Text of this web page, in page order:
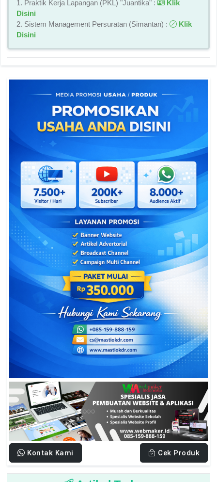
1. Praktik Kerja Lapangan (PKL) "Juantika" :
Klik
Disini
2. Sistem Management Persuratan (Simantan) :
Klik
Disini
Kontak Kami Cek Produk